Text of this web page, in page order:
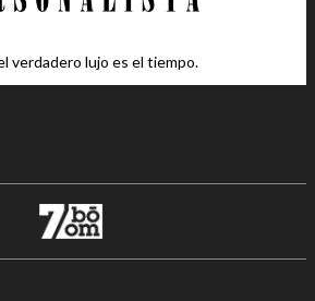
verdadero lujo es el tiempo.